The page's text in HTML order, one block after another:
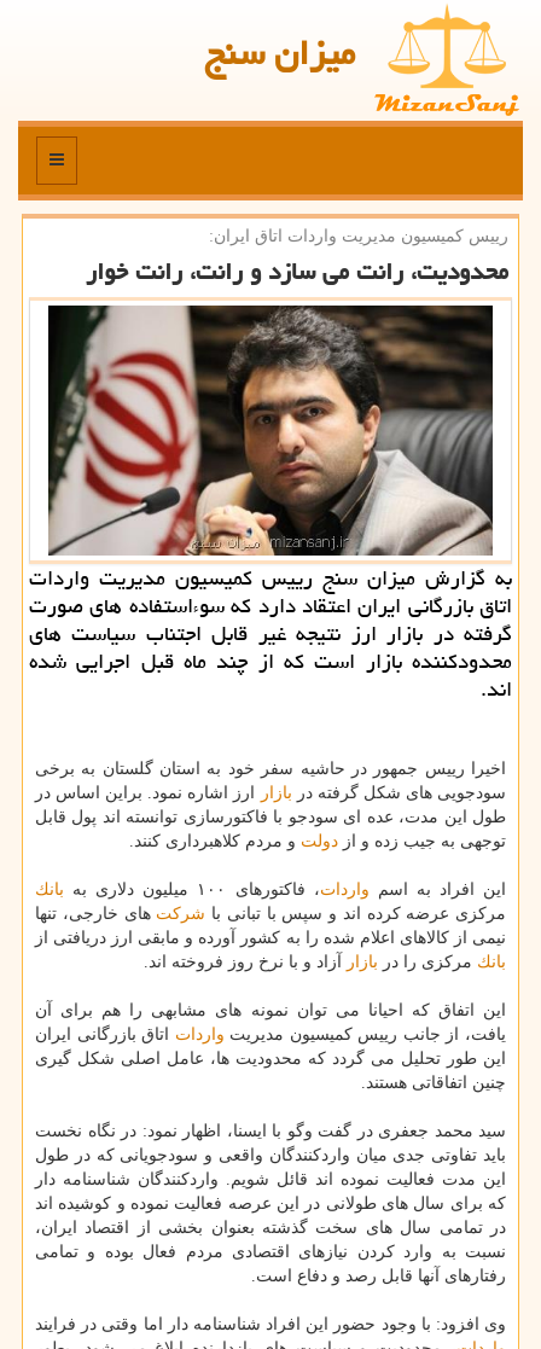
میزان سنج
منو
رییس كمیسیون مدیریت واردات اتاق ایران:
محدودیت، رانت می سازد و رانت، رانت خوار
به گزارش میزان سنج رییس كمیسیون مدیریت واردات
اتاق بازرگانی ایران اعتقاد دارد كه سوءاستفاده های صورت
گرفته در بازار ارز نتیجه غیر قابل اجتناب سیاست های
محدودكننده بازار است كه از چند ماه قبل اجرایی شده
اند.
اخیرا رییس جمهور در حاشیه سفر خود به استان گلستان به برخی
سودجویی های شكل گرفته در بازار
ارز اشاره نمود. براین اساس در
طول این مدت، عده ای سودجو با فاكتورسازی توانسته اند پول قابل
توجهی به جیب زده و از دولت و مردم كلاهبرداری كنند.
این افراد به اسم واردات، فاكتورهای ۱۰۰ میلیون دلاری به
بانك
مركزی عرضه كرده اند و سپس با تبانی با شركت های خارجی، تنها
نیمی از كالاهای اعلام شده را به كشور آورده و مابقی ارز دریافتی از
بانك مركزی را در بازار آزاد و با نرخ روز فروخته اند.
این اتفاق كه احیانا می توان نمونه های مشابهی را هم برای آن
یافت، از جانب رییس كمیسیون مدیریت واردات اتاق بازرگانی ایران
این طور تحلیل می گردد كه محدودیت ها، عامل اصلی شكل گیری
چنین اتفاقاتی هستند.
سید محمد جعفری در گفت وگو با ایسنا، اظهار نمود: در نگاه نخست
باید تفاوتی جدی میان واردكنندگان واقعی و سودجویانی كه در طول
این مدت فعالیت نموده اند قائل شویم. واردكنندگان شناسنامه دار
كه برای سال های طولانی در این عرصه فعالیت نموده و كوشیده اند
در تمامی سال های سخت گذشته بعنوان بخشی از اقتصاد ایران،
نسبت به وارد كردن نیازهای اقتصادی مردم فعال بوده و تمامی
رفتارهای آنها قابل رصد و دفاع است.
وی افزود: با وجود حضور این افراد شناسنامه دار اما وقتی در فرایند